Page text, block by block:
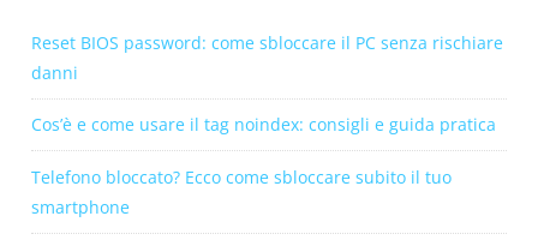
Reset BIOS password: come sbloccare il PC senza rischiare
danni
Cos’è e come usare il tag noindex: consigli e guida pratica
Telefono bloccato? Ecco come sbloccare subito il tuo
smartphone